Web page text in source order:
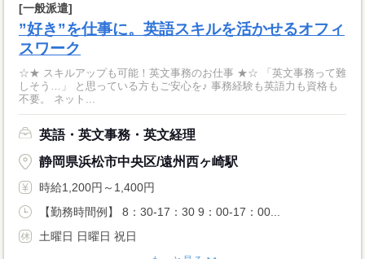
[一般派遣]
”好き”を仕事に。英語スキルを活かせるオフィ
スワーク
☆★ スキルアップも可能！英文事務のお仕事 ★☆ 「英文事務って難
しそう…」 と思っている方もご安心を♪ 事務経験も英語力も資格も
不要。 ネット...
英語・英文事務・英文経理
静岡県浜松市中央区/遠州西ヶ崎駅
時給1,200円～1,400円
【勤務時間例】 8：30-17：30 9：00-17：00...
土曜日 日曜日 祝日